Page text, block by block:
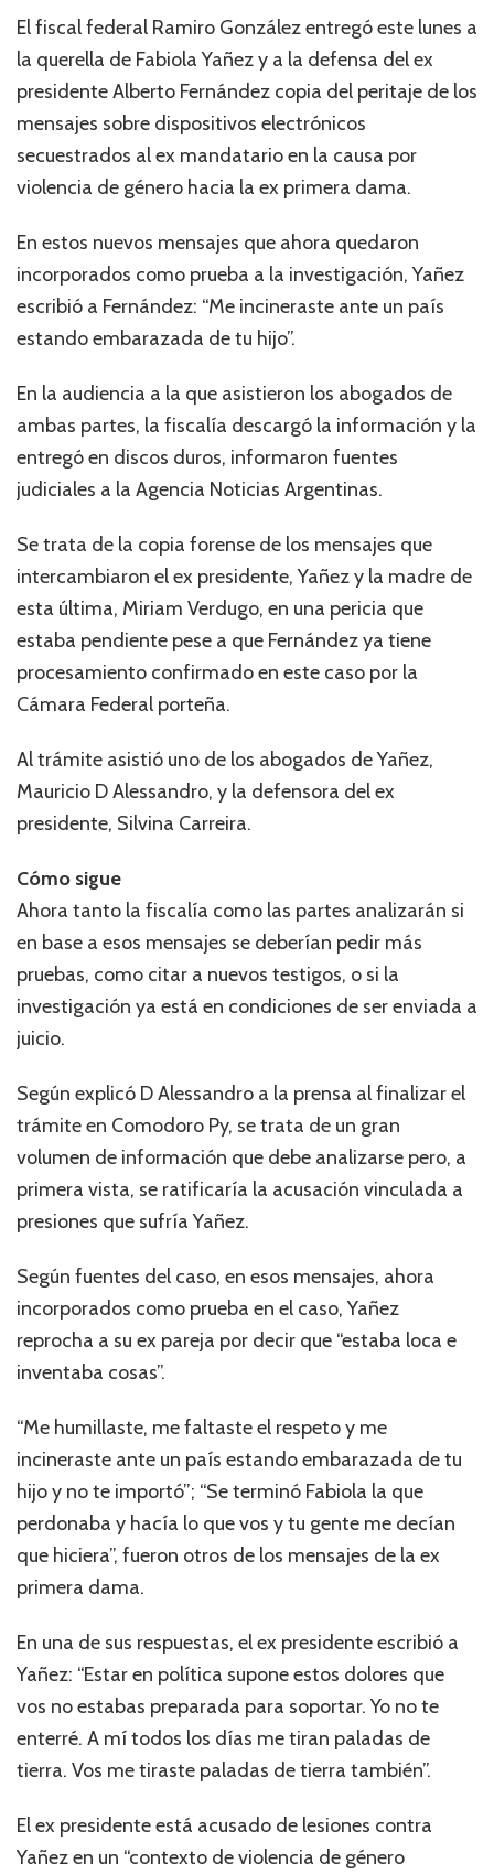
El fiscal federal Ramiro González entregó este lunes a
la querella de Fabiola Yañez y a la defensa del ex
presidente Alberto Fernández copia del peritaje de los
mensajes sobre dispositivos electrónicos
secuestrados al ex mandatario en la causa por
violencia de género hacia la ex primera dama.
En estos nuevos mensajes que ahora quedaron
incorporados como prueba a la investigación, Yañez
escribió a Fernández: “Me incineraste ante un país
estando embarazada de tu hijo”.
En la audiencia a la que asistieron los abogados de
ambas partes, la fiscalía descargó la información y la
entregó en discos duros, informaron fuentes
judiciales a la Agencia Noticias Argentinas.
Se trata de la copia forense de los mensajes que
intercambiaron el ex presidente, Yañez y la madre de
esta última, Miriam Verdugo, en una pericia que
estaba pendiente pese a que Fernández ya tiene
procesamiento confirmado en este caso por la
Cámara Federal porteña.
Al trámite asistió uno de los abogados de Yañez,
Mauricio D Alessandro, y la defensora del ex
presidente, Silvina Carreira.
Cómo sigue
Ahora tanto la fiscalía como las partes analizarán si
en base a esos mensajes se deberían pedir más
pruebas, como citar a nuevos testigos, o si la
investigación ya está en condiciones de ser enviada a
juicio.
Según explicó D Alessandro a la prensa al finalizar el
trámite en Comodoro Py, se trata de un gran
volumen de información que debe analizarse pero, a
primera vista, se ratificaría la acusación vinculada a
presiones que sufría Yañez.
Según fuentes del caso, en esos mensajes, ahora
incorporados como prueba en el caso, Yañez
reprocha a su ex pareja por decir que “estaba loca e
inventaba cosas”.
“Me humillaste, me faltaste el respeto y me
incineraste ante un país estando embarazada de tu
hijo y no te importó”; “Se terminó Fabiola la que
perdonaba y hacía lo que vos y tu gente me decían
que hiciera”, fueron otros de los mensajes de la ex
primera dama.
En una de sus respuestas, el ex presidente escribió a
Yañez: “Estar en política supone estos dolores que
vos no estabas preparada para soportar. Yo no te
enterré. A mí todos los días me tiran paladas de
tierra. Vos me tiraste paladas de tierra también”.
El ex presidente está acusado de lesiones contra
Yañez en un “contexto de violencia de género